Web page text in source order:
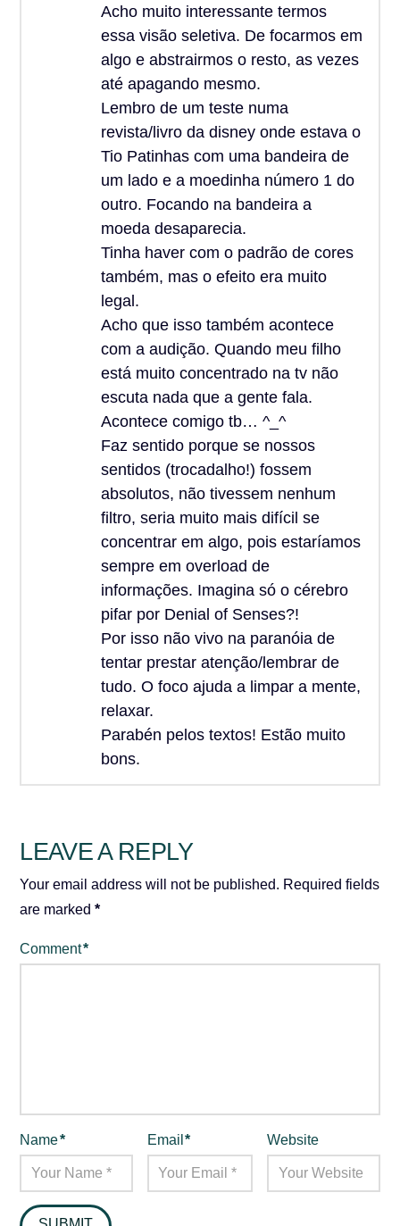
Acho muito interessante termos
essa visão seletiva. De focarmos em
algo e abstrairmos o resto, as vezes
até apagando mesmo.
Lembro de um teste numa
revista/livro da disney onde estava o
Tio Patinhas com uma bandeira de
um lado e a moedinha número 1 do
outro. Focando na bandeira a
moeda desaparecia.
Tinha haver com o padrão de cores
também, mas o efeito era muito
legal.
Acho que isso também acontece
com a audição. Quando meu filho
está muito concentrado na tv não
escuta nada que a gente fala.
Acontece comigo tb… ^_^
Faz sentido porque se nossos
sentidos (trocadalho!) fossem
absolutos, não tivessem nenhum
filtro, seria muito mais difícil se
concentrar em algo, pois estaríamos
sempre em overload de
informações. Imagina só o cérebro
pifar por Denial of Senses?!
Por isso não vivo na paranóia de
tentar prestar atenção/lembrar de
tudo. O foco ajuda a limpar a mente,
relaxar.
Parabén pelos textos! Estão muito
bons.
LEAVE A REPLY
Your email address will not be published. Required fields
are marked*
Comment*
Name* Email* Website